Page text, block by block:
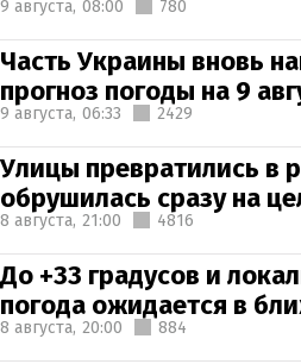
9 августа, 08:00 780
Часть Украины вновь
прогноз погоды на 9
9 августа, 06:33 2429
Улицы превратились в
обрушилась сразу на
8 августа, 21:00 4816
До +33 градусов и
погода ожидается в
8 августа, 20:00 884